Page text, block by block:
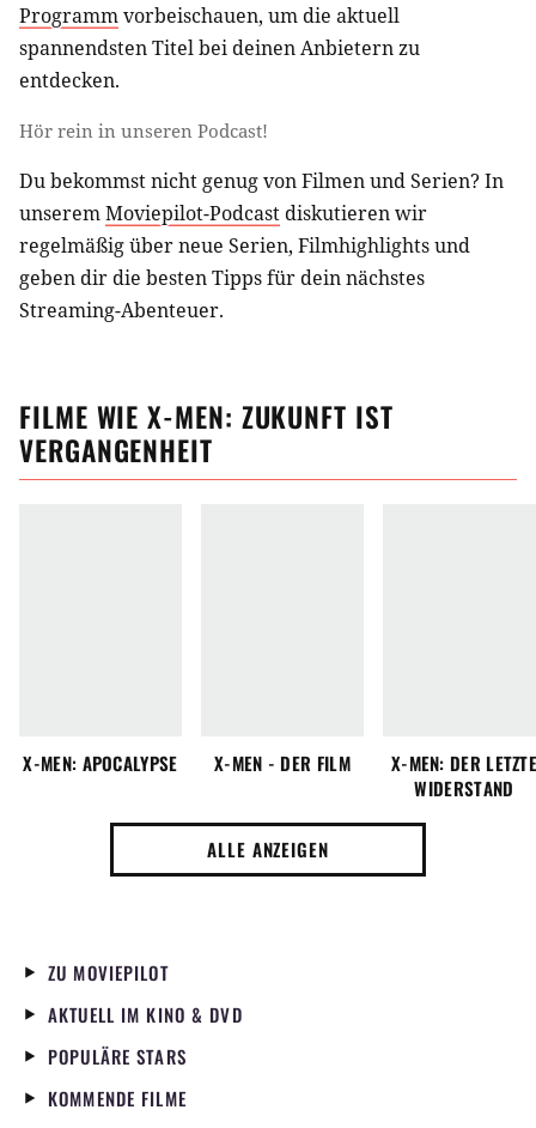
Programmvorbeischauen, um die aktuell
spannendsten Titel bei deinen Anbietern zu
entdecken.
Hör rein in unseren Podcast!
Du bekommst nicht genug von Filmen und Serien? In
unseremMoviepilot-Podcast diskutieren wir
regelmäßig über neue Serien, Filmhighlights und
geben dir die besten Tipps für dein nächstes
Streaming-Abenteuer.
FILME WIEX-MEN: ZUKUNFT IST
VERGANGENHEIT
X-MEN: APOCALYPSE X-MEN - DER FILM
X-MEN: DER
WIDERSTAND
ALLE ANZEIGEN
ZU MOVIEPILOT
AKTUELL IM KINO & DVD
POPULÄRE STARS
KOMMENDE FILME